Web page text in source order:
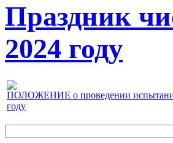
Праздник
2024 году
ПОЛОЖЕНИЕ о проведении испытаний
году